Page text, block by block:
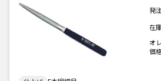
発
在
オ
価